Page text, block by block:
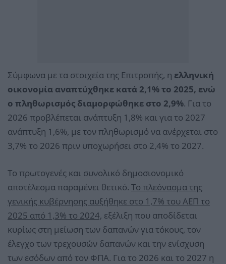
Σύμφωνα με τα στοιχεία της Επιτροπής, η ελληνική
οικονομία αναπτύχθηκε κατά 2,1% το 2025, ενώ
ο πληθωρισμός διαμορφώθηκε στο 2,9%. Για το
2026 προβλέπεται ανάπτυξη 1,8% και για το 2027
ανάπτυξη 1,6%, με τον πληθωρισμό να ανέρχεται στο
3,7% το 2026 πριν υποχωρήσει στο 2,4% το 2027.
Το πρωτογενές και συνολικό δημοσιονομικό
αποτέλεσμα παραμένει θετικό. Το πλεόνασμα της
γενικής κυβέρνησης αυξήθηκε στο 1,7% του ΑΕΠ το
2025 από 1,3% το 2024, εξέλιξη που αποδίδεται
κυρίως στη μείωση των δαπανών για τόκους, τον
έλεγχο των τρεχουσών δαπανών και την ενίσχυση
των εσόδων από τον ΦΠΑ. Για το 2026 και το 2027 η